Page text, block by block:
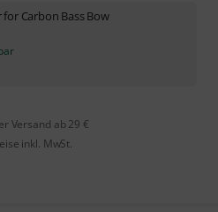
for Carbon Bass Bow
Versand ab 29 €
inkl. MwSt.